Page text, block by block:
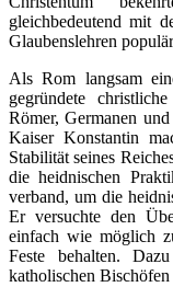
gleichbedeutend mit
Glaubenslehren
Als Rom langsam
gegründete
Römer, Germanen
Kaiser Konstantin
Stabilität seines
die heidnischen
verband, um die
Er versuchte den
einfach wie möglich
Feste behalten.
katholischen Bischöfen